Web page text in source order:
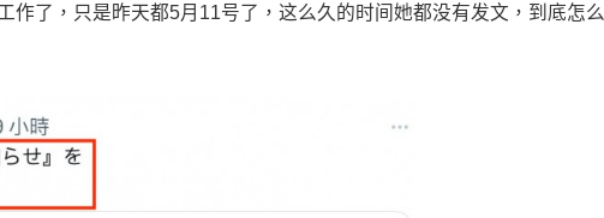
作了，只是昨天都5月11号了，这么久的时间她都没有发文，到底怎么